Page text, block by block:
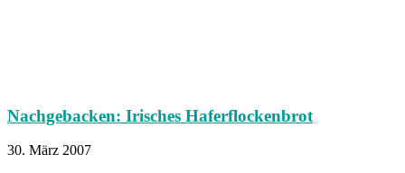
Nachgebacken: Irisches Haferflockenbrot
30. März 2007